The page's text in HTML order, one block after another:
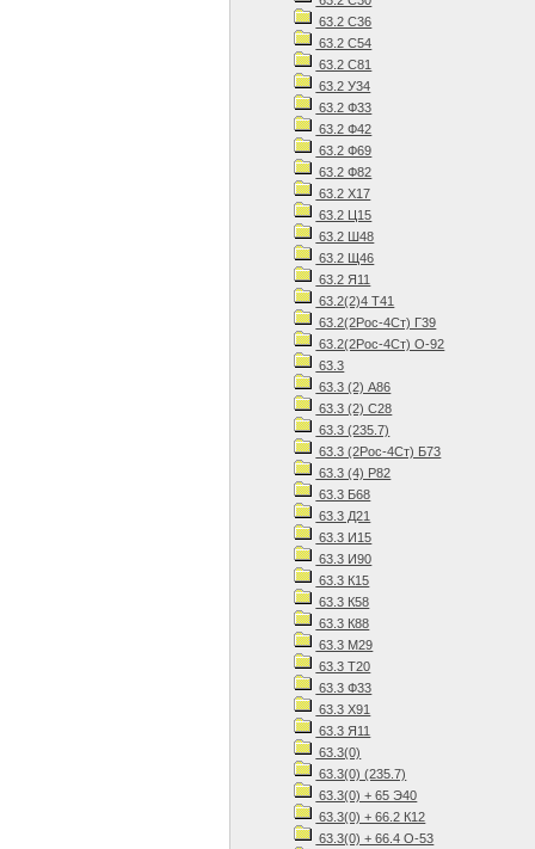
63.2 С36
63.2 С54
63.2 С81
63.2 У34
63.2 Ф33
63.2 Ф42
63.2 Ф69
63.2 Ф82
63.2 Х17
63.2 Ц15
63.2 Ш48
63.2 Щ46
63.2 Я11
63.2(2)4 Т41
63.2(2Рос-4Ст) Г39
63.2(2Рос-4Ст) О-92
63.3
63.3 (2) А86
63.3 (2) С28
63.3 (235.7)
63.3 (2Рос-4Ст) Б73
63.3 (4) Р82
63.3 Б68
63.3 Д21
63.3 И15
63.3 И90
63.3 К15
63.3 К58
63.3 К88
63.3 М29
63.3 Т20
63.3 Ф33
63.3 Х91
63.3 Я11
63.3(0)
63.3(0) (235.7)
63.3(0) + 65 Э40
63.3(0) + 66.2 К12
63.3(0) + 66.4 О-53